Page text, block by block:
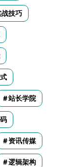
战技巧
站长学院
资讯传媒
逻辑架构